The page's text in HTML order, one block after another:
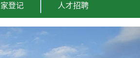
登记 人才招聘